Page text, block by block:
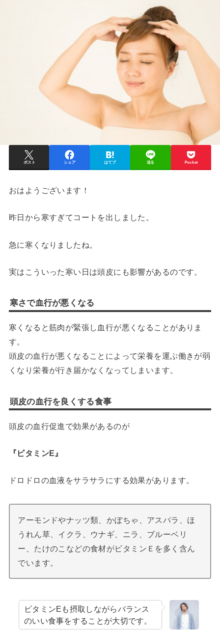
ポスト シェア はてブ 送る Pocket
おはようございます！
昨日から寒すぎてコートを出しました。
急に寒くなりましたね。
実はこういった寒い日は頭皮にも影響があるのです。
寒さで血行が悪くなる
寒くなると筋肉が緊張し血行が悪くなることがありま
す。
頭皮の血行が悪くなることによって栄養を運ぶ働きが弱
くなり栄養が行き届かなくなってしまいます。
頭皮の血行を良くする食事
頭皮の血行促進で効果があるのが
『ビタミンE』
ドロドロの血液をサラサラにする効果があります。
アーモンドやナッツ類、かぼちゃ、アスパラ、ほ
うれん草、イクラ、ウナギ、ニラ、ブルーベリ
ー、たけのこなどの食材がビタミンＥを多く含ん
でいます。
ビタミンEも摂取しながらバランス
のいい食事をすることが大切です。